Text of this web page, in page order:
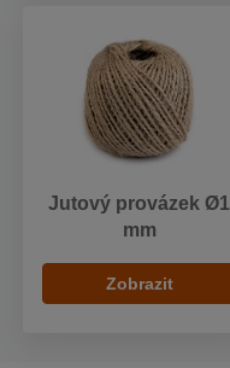
Jutový provázek Ø1
mm
Zobrazit